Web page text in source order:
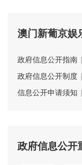
澳门新葡京娱
政府信息公开指南 |
政府信息公开制度 |
信息公开申请须知 |
政府信息公开